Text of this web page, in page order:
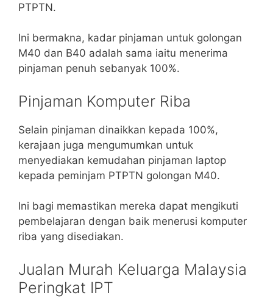
PTPTN.
Ini bermakna, kadar pinjaman untuk golongan
M40 dan B40 adalah sama iaitu menerima
pinjaman penuh sebanyak 100%.
Pinjaman Komputer Riba
Selain pinjaman dinaikkan kepada 100%,
kerajaan juga mengumumkan untuk
menyediakan kemudahan pinjaman laptop
kepada peminjam PTPTN golongan M40.
Ini bagi memastikan mereka dapat mengikuti
pembelajaran dengan baik menerusi komputer
riba yang disediakan.
Jualan Murah Keluarga Malaysia
Peringkat IPT